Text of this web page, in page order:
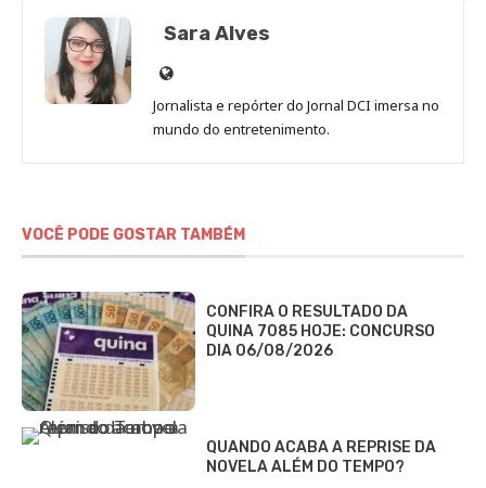
Sara Alves
Site
de
Sara
Jornalista e repórter do Jornal DCI imersa no
mundo do entretenimento.
VOCÊ PODE GOSTAR TAMBÉM
CONFIRA O RESULTADO DA
QUINA 7085 HOJE: CONCURSO
DIA 06/08/2026
QUANDO ACABA A REPRISE DA
NOVELA ALÉM DO TEMPO?